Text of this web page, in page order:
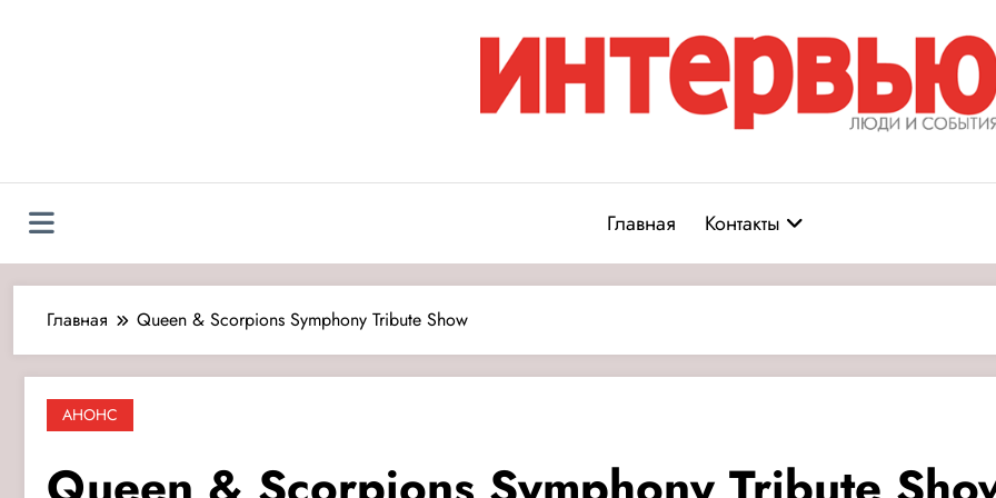
Журнал «Интервью: Люди и
Главная
Контакты
Главная Queen & Scorpions Symphony Tribute Show
АНОНС